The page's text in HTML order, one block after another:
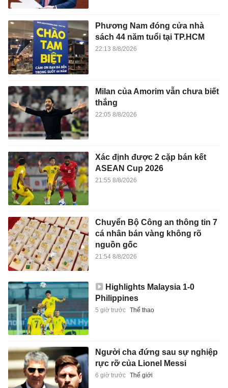
Phương Nam đóng cửa nhà
sách 44 năm tuổi tại TP.HCM
22:13 8/8/2026
Milan của Amorim vẫn chưa biết
thắng
22:05 8/8/2026
Xác định được 2 cặp bán kết
ASEAN Cup 2026
21:55 8/8/2026
Chuyển Bộ Công an thông tin 7
cá nhân bán vàng không rõ
nguồn gốc
21:54 8/8/2026
Highlights Malaysia 1-0
Philippines
5 giờ trước Thể thao
Người cha đứng sau sự nghiệp
rực rỡ của Lionel Messi
6 giờ trước Thế giới